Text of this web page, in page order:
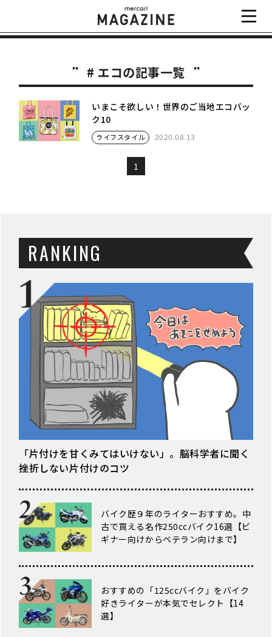
# エコの記事一覧
いまこそ欲しい！世界のご当地エコバッ
ク10
ライフスタイル 2020.08.13
1
RANKING
「片付けを甘くみてはいけない」。脳科学者に聞く
挫折しない片付けのコツ
バイク歴９年のライターおすすめ。中
古で買える名作250ccバイク16選【ビ
ギナー向けからベテラン向けまで】
おすすめの「125ccバイク」をバイク
好きライターが本気でセレクト【14
選】